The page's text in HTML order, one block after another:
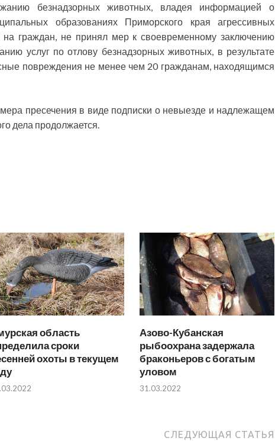
безнадзорных животных, владея информацией о
образованиях Приморского края агрессивных
на граждан, не принял мер к своевременному заключению
услуг по отлову безнадзорных животных, в результате
повреждения не менее чем 20 гражданам, находящимся
пресечения в виде подписки о невыезде и надлежащем
дела продолжается.
область
сроки
охоты в текущем
Азово-Кубанская
рыбоохрана задержала
браконьеров с богатым
уловом
31.03.2022
СЛЕДУЮЩАЯ СТАТЬЯ